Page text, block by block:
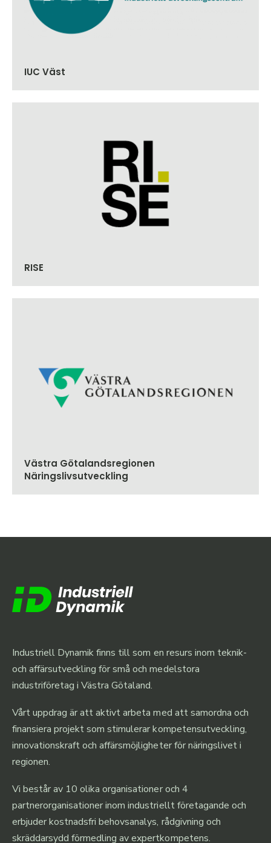
IUC Väst
RISE
Västra Götalandsregionen
Näringslivsutveckling
Industriell Dynamik finns till som en resurs inom teknik-
och affärsutveckling för små och medelstora
industriföretag i Västra Götaland.
Vårt uppdrag är att aktivt arbeta med att samordna och
finansiera projekt som stimulerar kompetensutveckling,
innovationskraft och affärsmöjligheter för näringslivet i
regionen.
Vi består av 10 olika organisationer och 4
partnerorganisationer inom industriellt företagande och
erbjuder kostnadsfri behovsanalys, rådgivning och
skräddarsydd förmedling av expertkompetens.